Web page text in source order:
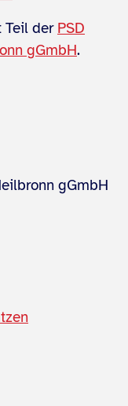
Teil der PSD
gGmbH.
gGmbH